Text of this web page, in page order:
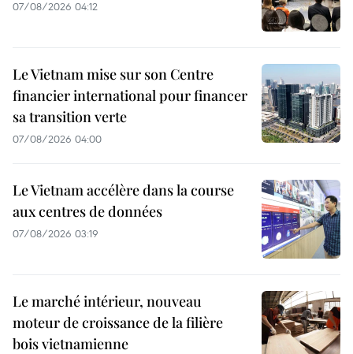
07/08/2026 04:12
Le Vietnam mise sur son Centre
financier international pour financer
sa transition verte
07/08/2026 04:00
Le Vietnam accélère dans la course
aux centres de données
07/08/2026 03:19
Le marché intérieur, nouveau
moteur de croissance de la filière
bois vietnamienne